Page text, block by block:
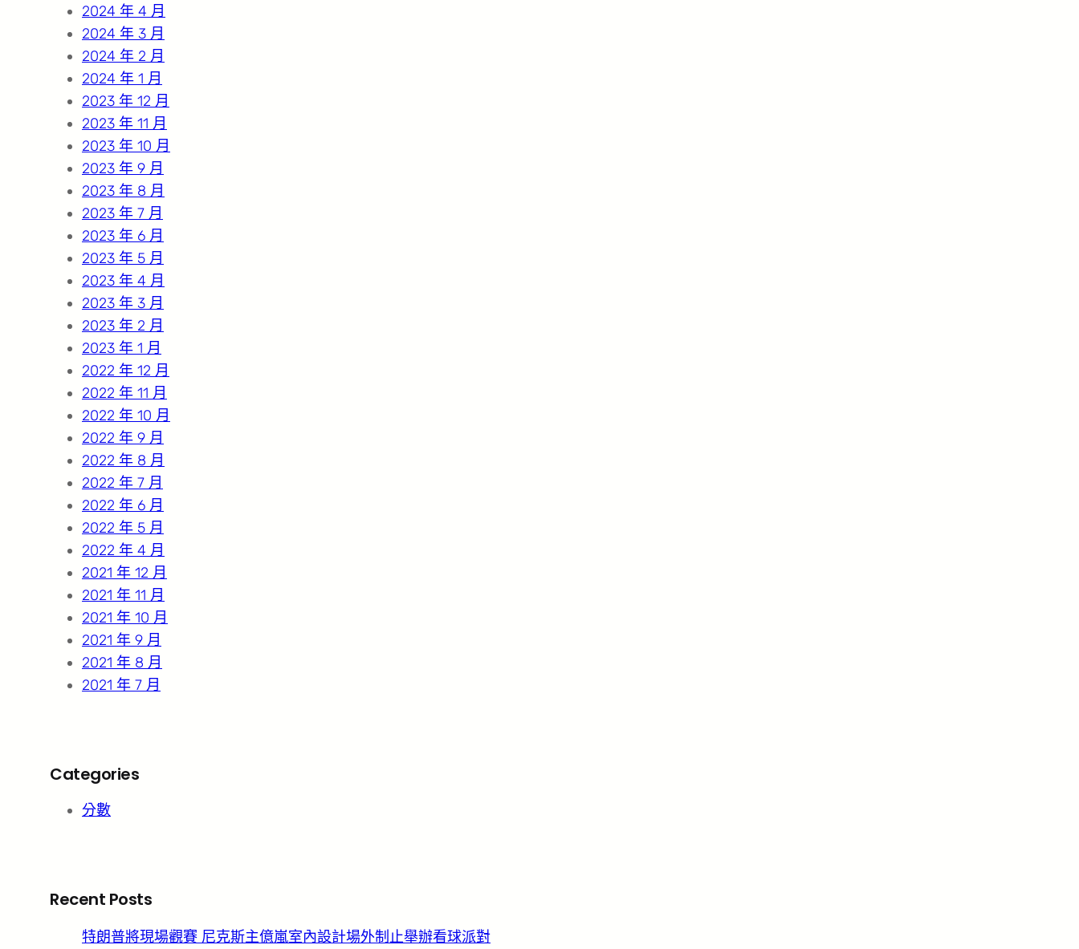
2024 年 4 月
2024 年 3 月
2024 年 2 月
2024 年 1 月
2023 年 12 月
2023 年 11 月
2023 年 10 月
2023 年 9 月
2023 年 8 月
2023 年 7 月
2023 年 6 月
2023 年 5 月
2023 年 4 月
2023 年 3 月
2023 年 2 月
2023 年 1 月
2022 年 12 月
2022 年 11 月
2022 年 10 月
2022 年 9 月
2022 年 8 月
2022 年 7 月
2022 年 6 月
2022 年 5 月
2022 年 4 月
2021 年 12 月
2021 年 11 月
2021 年 10 月
2021 年 9 月
2021 年 8 月
2021 年 7 月
Categories
分數
Recent Posts
特朗普將現場觀賽 尼克斯主億嵐室內設計場外制止舉辦看球派對